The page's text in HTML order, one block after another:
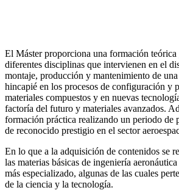
El Máster proporciona una formación teórica
diferentes disciplinas que intervienen en el
montaje, producción y mantenimiento de una
hincapié en los procesos de configuración y
materiales compuestos y en nuevas
factoría del futuro y materiales avanzados.
formación práctica realizando un periodo de
de reconocido prestigio en el sector
En lo que a la adquisición de contenidos se
las materias básicas de ingeniería
más especializado, algunas de las cuales
de la ciencia y la tecnología.